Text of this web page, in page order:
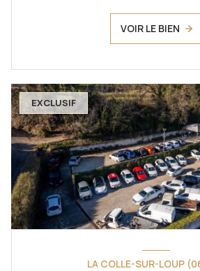
VOIR LE BIEN
EXCLUSIF
LA COLLE-SUR-LOUP